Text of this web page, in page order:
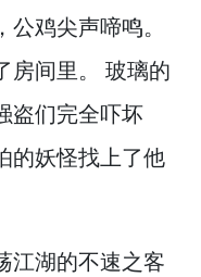
公鸡尖声啼鸣。
房间里。
玻璃的
盗们完全吓坏
的妖怪找上了他
江湖的不速之客